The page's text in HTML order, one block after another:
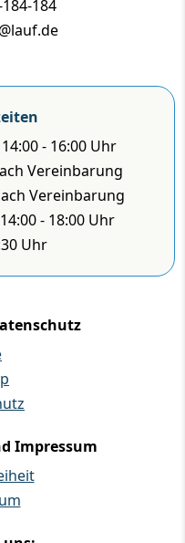
184
- 16:00 Uhr
Vereinbarung
Vereinbarung
- 18:00 Uhr
Uhr
Impressum